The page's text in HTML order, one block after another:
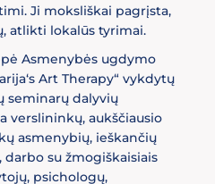
Ji moksliškai pagrįsta,
atlikti lokalūs tyrimai.
Asmenybės ugdymo
Art Therapy“ vykdytų
seminarų dalyvių
verslininkų, aukščiausio
asmenybių, ieškančių
su žmogiškaisiais
psichologų,